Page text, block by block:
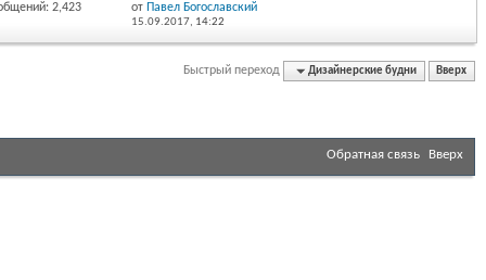
2,423
от Павел Богославский
15.09.2017, 14:22
Быстрый переход Дизайнерские будни Вверх
Обратная связь Вверх